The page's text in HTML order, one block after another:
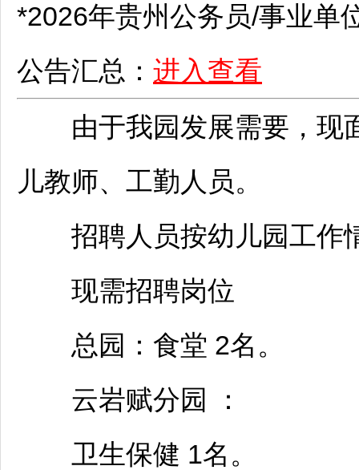
*2026年贵州公务员/事业单
公告汇总： 进入查看
由于我园发展需要，现
儿教师、工勤人员。
招聘人员按幼儿园工作
现需招聘岗位
总园：食堂 2名。
云岩赋分园 ：
卫生保健 1名。